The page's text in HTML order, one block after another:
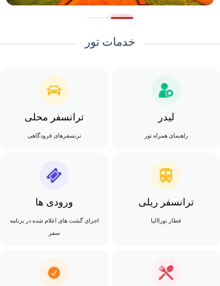
خدمات تور
لیدر
راهنمای همراه تور
ترانسفر محلی
ترنسفرهای فرودگاهی
ترانسفر ریلی
قطار نوراالیا
ورودی ها
اجرای گشت های اعلام شده در برنامه
سفر